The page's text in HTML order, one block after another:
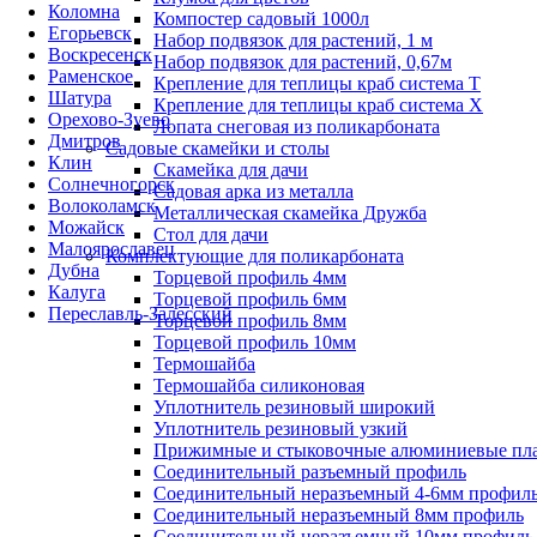
Коломна
Егорьевск
Воскресенск
Раменское
Шатура
Орехово-Зуево
Дмитров
Клин
Солнечногорск
Волоколамск
Можайск
Малоярославец
Дубна
Калуга
Переславль-Залесский
Компостер садовый 1000л
Набор подвязок для растений, 1 м
Набор подвязок для растений, 0,67м
Крепление для теплицы краб система Т
Крепление для теплицы краб система Х
Лопата снеговая из поликарбоната
Садовые скамейки и столы
Скамейка для дачи
Садовая арка из металла
Металлическая скамейка Дружба
Стол для дачи
Комплектующие для поликарбоната
Торцевой профиль 4мм
Торцевой профиль 6мм
Торцевой профиль 8мм
Торцевой профиль 10мм
Термошайба
Термошайба силиконовая
Уплотнитель резиновый широкий
Уплотнитель резиновый узкий
Прижимные и стыковочные алюминиевые
Соединительный разъемный профиль
Соединительный неразъемный 4-6мм
Соединительный неразъемный 8мм профиль